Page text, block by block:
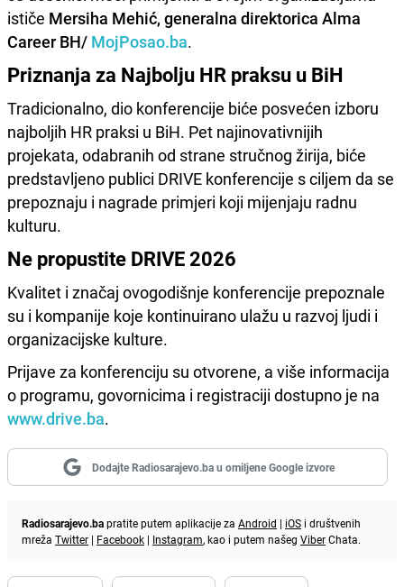
ističe Mersiha Mehić, generalna direktorica Alma
Career BH/ MojPosao.ba.
Priznanja za Najbolju HR praksu u BiH
Tradicionalno, dio konferencije biće posvećen izboru
najboljih HR praksi u BiH. Pet najinovativnijih
projekata, odabranih od strane stručnog žirija, biće
predstavljeno publici DRIVE konferencije s ciljem da se
prepoznaju i nagrade primjeri koji mijenjaju radnu
kulturu.
Ne propustite DRIVE 2026
Kvalitet i značaj ovogodišnje konferencije prepoznale
su i kompanije koje kontinuirano ulažu u razvoj ljudi i
organizacijske kulture.
Prijave za konferenciju su otvorene, a više informacija
o programu, govornicima i registraciji dostupno je na
www.drive.ba.
Dodajte Radiosarajevo.ba u omiljene Google izvore
Radiosarajevo.bapratite putem aplikacije za Android | iOS i društvenih
mreža Twitter | Facebook | Instagram, kao i putem našeg ViberChata.